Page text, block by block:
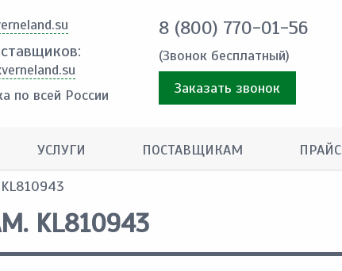
по всей России
8 (800) 770-01-56
(Звонок бесплатный)
Заказать звонок
УСЛУГИ ПОСТАВЩИКАМ ПРАЙС
KL810943